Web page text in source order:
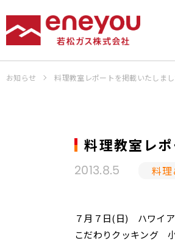
お知らせ 料理教室レポートを掲載いたしま
2013.8.5 料理
料理教室レ
７月７日(日) ハワイ
こだわりクッキング